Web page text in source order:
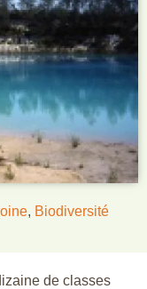
de classes
, Biodiversité